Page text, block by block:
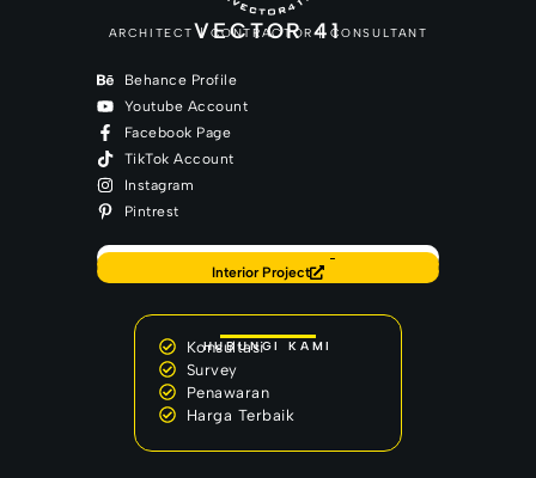
VECTOR 41
ARCHITECT | CONTRACTOR | CONSULTANT
Behance Profile
Youtube Account
Facebook Page
TikTok Account
Instagram
Pintrest
Our Latest Project
Interior Project
HUBUNGI KAMI
Konsultasi
Survey
Penawaran
Harga Terbaik